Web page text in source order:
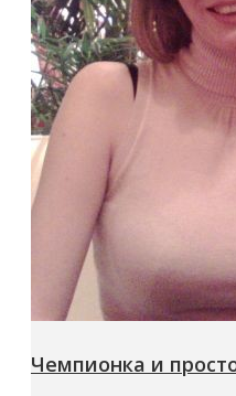
Чемпионка и